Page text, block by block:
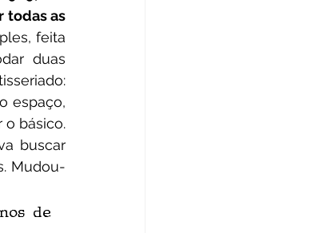
todas as
feita
duas
espaço,
o básico.
Mudou-
de